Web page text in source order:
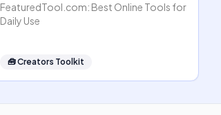
FeaturedTool.com: Best Online Tools for
Daily Use
🧰Creators Toolkit